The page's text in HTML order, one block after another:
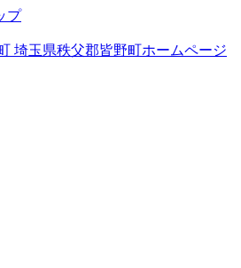
プ
埼玉県秩父郡皆野町ホームページ